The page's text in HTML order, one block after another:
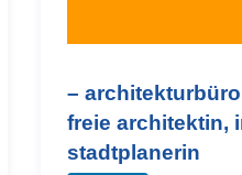
–
freie architektin,
stadtplanerin